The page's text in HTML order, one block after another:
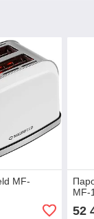
MF-
MF-
52